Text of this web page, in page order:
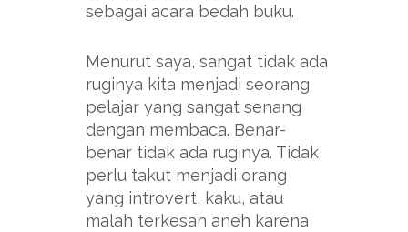
sebagai acara bedah buku.
Menurut saya, sangat tidak ada
ruginya kita menjadi seorang
pelajar yang sangat senang
dengan membaca. Benar-
benar tidak ada ruginya. Tidak
perlu takut menjadi orang
yang introvert, kaku, atau
malah terkesan aneh karena